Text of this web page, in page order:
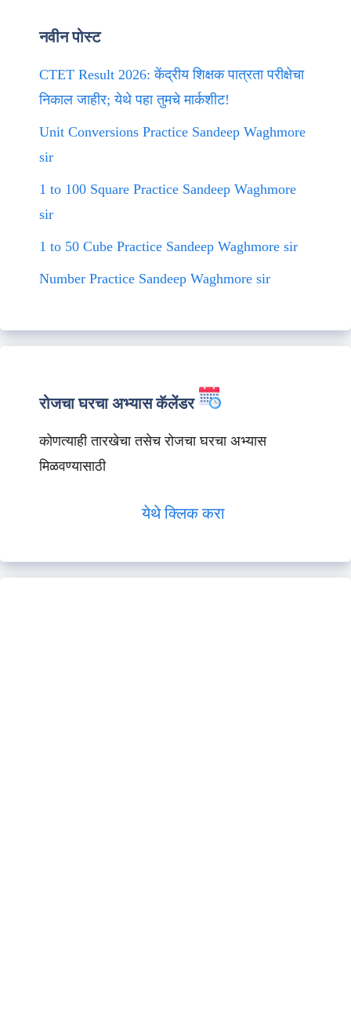
नवीन पोस्ट
CTET Result 2026: केंद्रीय शिक्षक पात्रता परीक्षेचा
निकाल जाहीर; येथे पहा तुमचे मार्कशीट!
Unit Conversions Practice Sandeep Waghmore
sir
1 to 100 Square Practice Sandeep Waghmore
sir
1 to 50 Cube Practice Sandeep Waghmore sir
Number Practice Sandeep Waghmore sir
रोजचा घरचा अभ्यास कॅलेंडर
कोणत्याही तारखेचा तसेच रोजचा घरचा अभ्यास
मिळवण्यासाठी
येथे क्लिक करा